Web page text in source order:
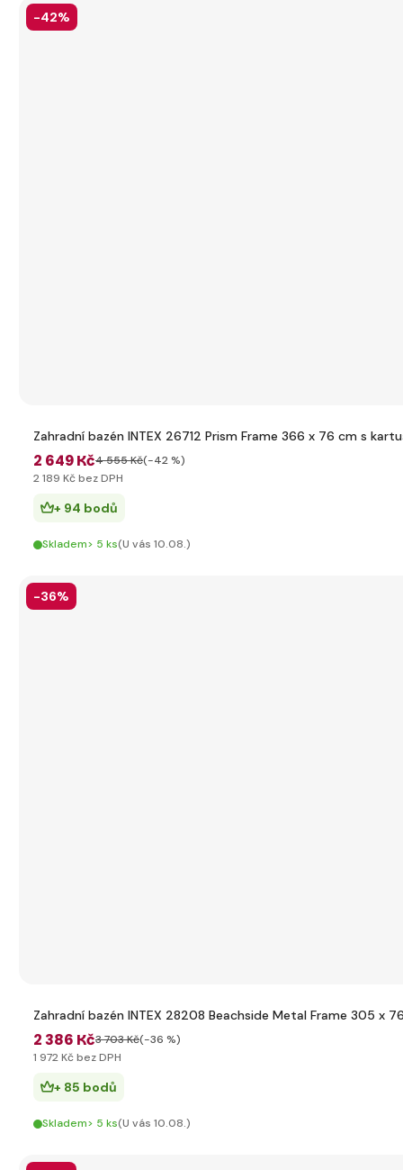
-42%
Zahradní bazén INTEX 26712 Prism Frame 366 x 76 cm s
2 649 Kč4 555 Kč(-42 %)
2 189 Kč bez DPH
+ 94 bodů
Skladem> 5 ks(U vás 10.08.)
-36%
Zahradní bazén INTEX 28208 Beachside Metal Frame 305 x
2 386 Kč3 703 Kč(-36 %)
1 972 Kč bez DPH
+ 85 bodů
Skladem> 5 ks(U vás 10.08.)